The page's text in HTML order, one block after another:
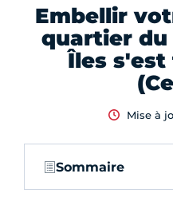
Embellir
quartier du
Îles
Mise à
Sommaire